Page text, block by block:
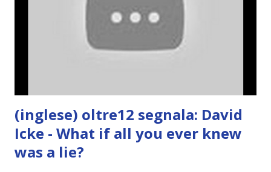
(inglese) oltre12 segnala: David
Icke - What if all you ever knew
was a lie?